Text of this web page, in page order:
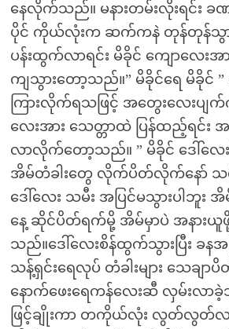
နေလိုက်သည်။ မနားတမ်းလိုးရင်း
ပိုင် ကိုယ်လုံးက ဆက်ကနဲ တုန်တုန်သွား
ပန်းထွက်လာရင်း မိခိုင် ကျောလေး
ကျသွားတော့သည်။” မိခိုင်ရေ မိခိုင် ”
ကြားလိုက်ရသဖြင့် အတွေးလေးပျ
လေးအား သေတ္တာထဲ ပြန်ထည့်ရင်း
လာလိုက်တော့သည်။ ” မိခိုင် ဒေါ်လေ
အိမ်တံခါးတွေ လိုက်ပိတ်လိုက်နော် သ
ဒေါ်လေး သမီး အပြင်မသွားပါဘူး အိ
နေ့ ဆိုင်ပိတ်ရက်မို့ အိမ်မှာပဲ အနား
သည်။ဒေါ်လေးစိန်ထွက်သွားပြီး ခန
သန့်ရှင်းရေလုပ် တံခါးများ သေချာပိ
နောက်ဖေးရေကန်လေးဆီ လှမ်းလာခဲ့
ဖြင့်ချိုးကာ တကိုယ်လုံး လွတ်လွတ်လ